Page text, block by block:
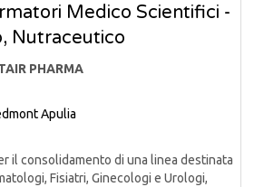
Medico Scientifici -
Nutraceutico
PHARMA
Apulia
il consolidamento di una linea destinata
Fisiatri, Ginecologi e Urologi,